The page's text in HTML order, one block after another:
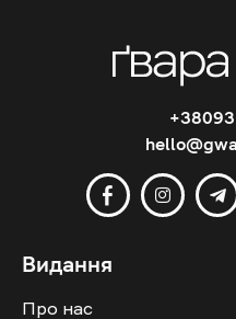
Видання
Про нас